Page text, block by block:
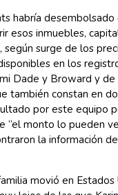
habría desembolsado
esos inmuebles,
según surge de los
en los
Dade y Broward y
también constan en
por este equipo
“el monto lo pueden
la información
movió en Estados